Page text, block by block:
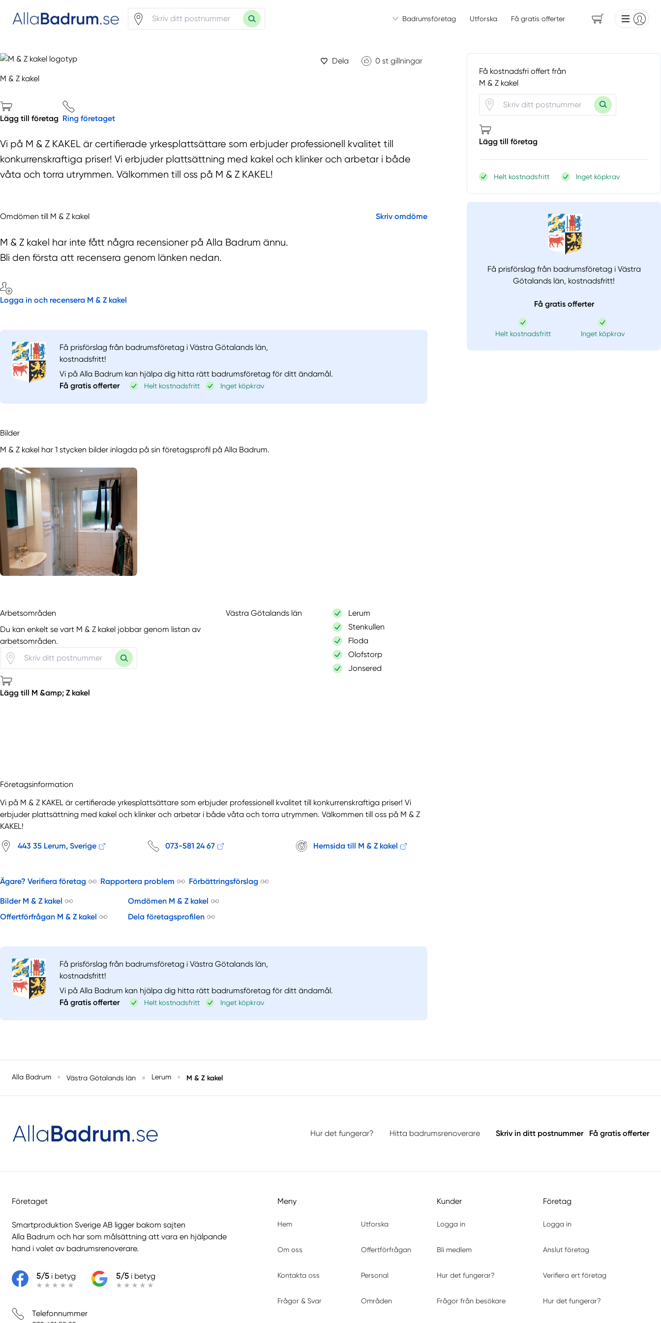
Badrumsföretag Utforska Få gratis offerter
Dela 0 st gillningar
M & Z kakel
Lägg till företag Ring företaget
Vi på M & Z KAKEL är certifierade yrkesplattsättare som erbjuder professionell kvalitet till
konkurrenskraftiga priser! Vi erbjuder plattsättning med kakel och klinker och arbetar i både
våta och torra utrymmen. Välkommen till oss på M & Z KAKEL!
Omdömen till M & Z kakel Skriv omdöme
M & Z kakel har inte fått några recensioner på Alla Badrum ännu.
Bli den första att recensera genom länken nedan.
Logga in och recensera M & Z kakel
Få prisförslag från badrumsföretag i Västra Götalands län,
kostnadsfritt!
Vi på Alla Badrum kan hjälpa dig hitta rätt badrumsföretag för ditt ändamål.
Få gratis offerter
Helt kostnadsfritt Inget köpkrav
Bilder
M & Z kakel har 1 stycken bilder inlagda på sin företagsprofil på Alla Badrum.
Arbetsområden
Du kan enkelt se vart M & Z kakel jobbar genom listan av
arbetsområden.
Lägg till M &amp; Z kakel
Västra Götalands län
Lerum
Stenkullen
Floda
Olofstorp
Jonsered
Företagsinformation
Vi på M & Z KAKEL är certifierade yrkesplattsättare som erbjuder professionell kvalitet till konkurrenskraftiga priser! Vi
erbjuder plattsättning med kakel och klinker och arbetar i både våta och torra utrymmen. Välkommen till oss på M & Z
KAKEL!
443 35 Lerum, Sverige 073-581 24 67 Hemsida till M & Z kakel
Ägare? Verifiera företag Rapportera problem Förbättringsförslag
Bilder M & Z kakel
Omdömen M & Z kakel
Offertförfrågan M & Z kakel
Dela företagsprofilen
Få prisförslag från badrumsföretag i Västra Götalands län,
kostnadsfritt!
Vi på Alla Badrum kan hjälpa dig hitta rätt badrumsföretag för ditt ändamål.
Få gratis offerter
Helt kostnadsfritt Inget köpkrav
Få kostnadsfri offert från
M & Z kakel
Lägg till företag
Helt kostnadsfritt Inget köpkrav
Få prisförslag från badrumsföretag i Västra
Götalands län, kostnadsfritt!
Få gratis offerter
Helt kostnadsfritt Inget köpkrav
Alla Badrum » Västra Götalands län » Lerum » M & Z kakel
Hur det fungerar? Hitta badrumsrenoverare Skriv in ditt postnummer Få gratis offerter
Företaget
Smartproduktion Sverige AB ligger bakom sajten
Alla Badrum och har som målsättning att vara en hjälpande
hand i valet av badrumsrenoverare.
5/5 i betyg 5/5 i betyg
Telefonnummer
Meny
Hem Utforska
Om oss Offertförfrågan
Kontakta oss Personal
Frågor & Svar Områden
Kunder
Logga in
Bli medlem
Hur det fungerar?
Frågor från besökare
Företag
Logga in
Anslut företag
Verifiera ert företag
Hur det fungerar?